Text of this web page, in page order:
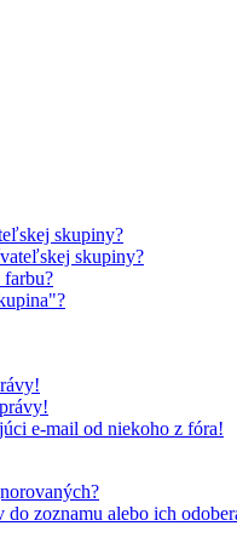
skupiny?
skupiny?
e-mail od niekoho z fóra!
zoznamu alebo ich